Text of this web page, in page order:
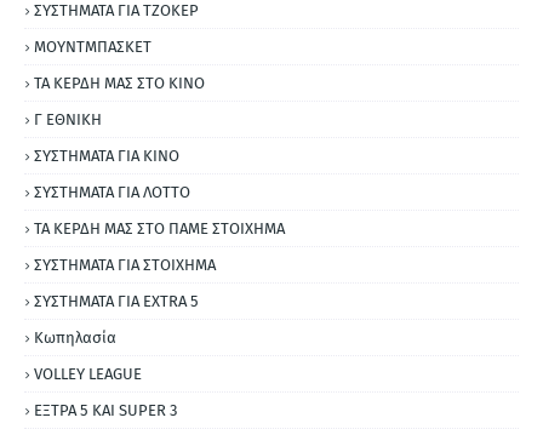
ΣΥΣΤΗΜΑΤΑ ΓΙΑ ΤΖΟΚΕΡ
ΜΟΥΝΤΜΠΑΣΚΕΤ
ΤΑ ΚΕΡΔΗ ΜΑΣ ΣΤΟ ΚΙΝΟ
Γ ΕΘΝΙΚΗ
ΣΥΣΤΗΜΑΤΑ ΓΙΑ ΚΙΝΟ
ΣΥΣΤΗΜΑΤΑ ΓΙΑ ΛΟΤΤΟ
ΤΑ ΚΕΡΔΗ ΜΑΣ ΣΤΟ ΠΑΜΕ ΣΤΟΙΧΗΜΑ
ΣΥΣΤΗΜΑΤΑ ΓΙΑ ΣΤΟΙΧΗΜΑ
ΣΥΣΤΗΜΑΤΑ ΓΙΑ ΕΧΤRΑ 5
Κωπηλασία
VOLLEY LEAGUE
ΕΞΤΡΑ 5 ΚΑΙ SUPER 3